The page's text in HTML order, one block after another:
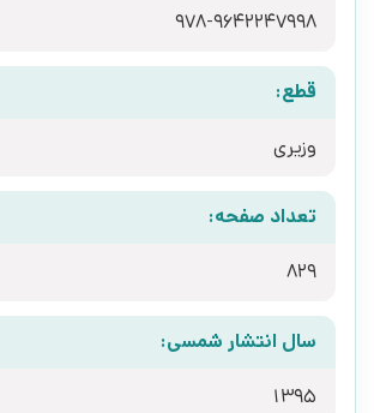
978-9642247998
قطع:
وزیری
تعداد صفحه:
829
سال انتشار شمسی:
1395